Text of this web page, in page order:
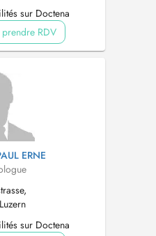
sur Doctena
RDV
ERNE
sur Doctena